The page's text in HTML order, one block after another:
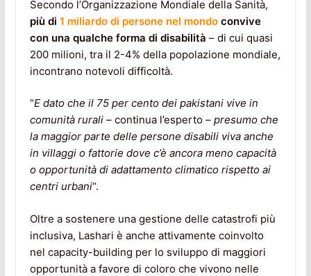
Secondo l’Organizzazione Mondiale della Sanità,
più di 1 miliardo di persone nel mondoconvive
con una qualche forma di disabilità – di cui quasi
200 milioni, tra il 2-4% della popolazione mondiale,
incontrano notevoli difficoltà.
“E dato che il 75 per cento dei pakistani vive in
comunità rurali– continua l’esperto – presumo che
la maggior parte delle persone disabili viva anche
in villaggi o fattorie dove c’è ancora meno capacità
o opportunità di adattamento climatico rispetto ai
centri urbani“.
Oltre a sostenere una gestione delle catastrofi più
inclusiva, Lashari è anche attivamente coinvolto
nel capacity-building per lo sviluppo di maggiori
opportunità a favore di coloro che vivono nelle